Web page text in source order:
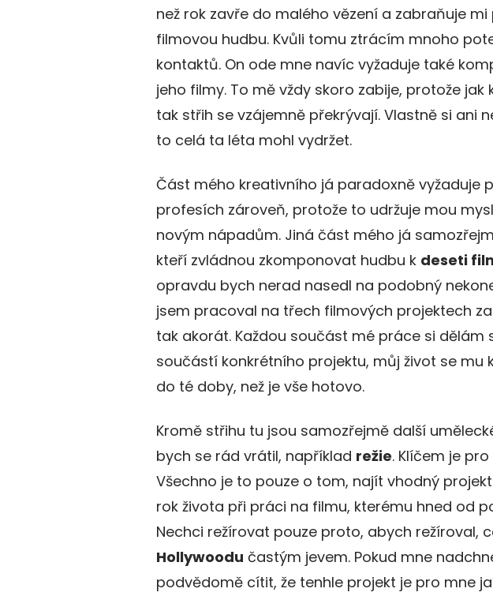
než rok zavře do malého vězení a zabraňuje
filmovou hudbu. Kvůli tomu ztrácím mnoho
kontaktů. On ode mne navíc vyžaduje také
jeho filmy. To mě vždy skoro zabije, protože
tak střih se vzájemně překrývají. Vlastně si ani
to celá ta léta mohl vydržet.
Část mého kreativního já paradoxně vyžaduje
profesích zároveň, protože to udržuje mou
novým nápadům. Jiná část mého já
kteří zvládnou zkomponovat hudbu k deseti
opravdu bych nerad nasedl na podobný
jsem pracoval na třech filmových projektech
tak akorát. Každou součást mé práce si dělám
součástí konkrétního projektu, můj život se mu
do té doby, než je vše hotovo.
Kromě střihu tu jsou samozřejmě další
bych se rád vrátil, například režie. Klíčem je
Všechno je to pouze o tom, najít vhodný
rok života při práci na filmu, kterému hned od
Nechci režírovat pouze proto, abych režíroval,
Hollywoodu častým jevem. Pokud mne
podvědomě cítit, že tenhle projekt je pro mne